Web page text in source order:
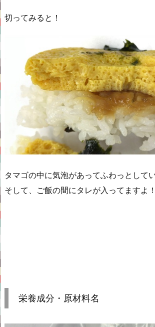
切ってみると！
タマゴの中に気泡があってふわっとしてい
そして、ご飯の間にタレが入ってますよ！
栄養成分・原材料名